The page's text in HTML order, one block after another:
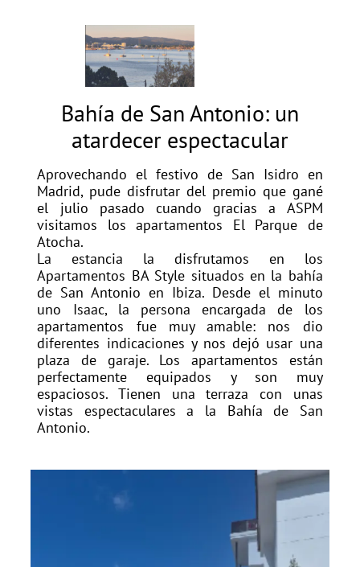
Bahía de San Antonio: un
atardecer espectacular
Aprovechando el festivo de San Isidro en
Madrid, pude disfrutar del premio que gané
el julio pasado cuando gracias a ASPM
visitamos los apartamentos El Parque de
Atocha.
La estancia la disfrutamos en los
Apartamentos BA Style situados en la bahía
de San Antonio en Ibiza. Desde el minuto
uno Isaac, la persona encargada de los
apartamentos fue muy amable: nos dio
diferentes indicaciones y nos dejó usar una
plaza de garaje. Los apartamentos están
perfectamente equipados y son muy
espaciosos. Tienen una terraza con unas
vistas espectaculares a la Bahía de San
Antonio.